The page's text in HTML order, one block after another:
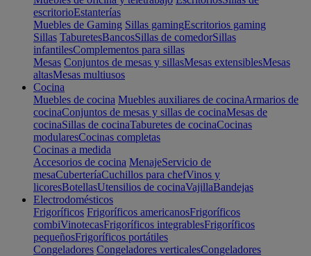
escritorioEstanterías
Muebles de Gaming Sillas gamingEscritorios gaming
Sillas TaburetesBancosSillas de comedorSillas
infantilesComplementos para sillas
Mesas Conjuntos de mesas y sillasMesas extensiblesMesas
altasMesas multiusos
Cocina
Muebles de cocina Muebles auxiliares de cocinaArmarios de
cocinaConjuntos de mesas y sillas de cocinaMesas de
cocinaSillas de cocinaTaburetes de cocinaCocinas
modularesCocinas completas
Cocinas a medida
Accesorios de cocina MenajeServicio de
mesaCuberteríaCuchillos para chefVinos y
licoresBotellasUtensilios de cocinaVajillaBandejas
Electrodomésticos
Frigoríficos Frigoríficos americanosFrigoríficos
combiVinotecasFrigoríficos integrablesFrigoríficos
pequeñosFrigoríficos portátiles
Congeladores Congeladores verticalesCongeladores